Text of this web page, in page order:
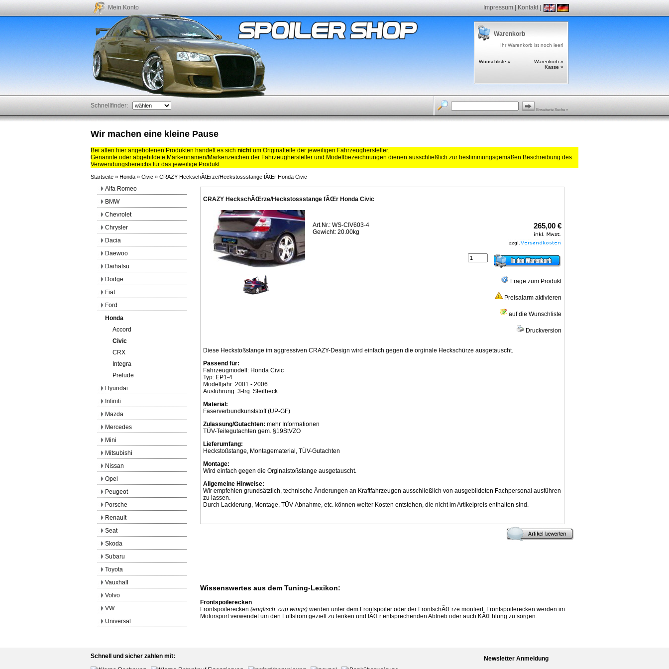
Mein Konto Impressum Kontakt|
Warenkorb
Ihr Warenkorb ist noch leer!
Wunschliste »
Warenkorb »
Kasse »
Erweiterte Suche »
Schnellfinder:
Wir machen eine kleine Pause
Bei allen hier angebotenen Produkten handelt es sich nicht um Originalteile der jeweiligen Fahrzeughersteller.
Genannte oder abgebildete Markennamen/Markenzeichen der Fahrzeughersteller und Modellbezeichnungen dienen ausschließlich zur bestimmungsgemäßen Beschreibung des
Verwendungsbereichs für das jeweilige Produkt.
Startseite » Honda » Civic » CRAZY HeckschÃŒrze/Heckstossstange fÃŒr Honda Civic
CRAZY HeckschÃŒrze/Heckstossstange fÃŒr Honda Civic
265,00 €
Art.Nr.: WS-CIV603-4
Gewicht: 20.00kg
Frage zum Produkt
Preisalarm aktivieren
auf die Wunschliste
Druckversion
Diese Heckstoßstange im aggressiven CRAZY-Design wird einfach gegen die orginale Heckschürze ausgetauscht.
Passend für:
Fahrzeugmodell: Honda Civic
Typ: EP1-4
Modelljahr: 2001 - 2006
Ausführung: 3-trg. Steilheck
Material:
Faserverbundkunststoff (UP-GF)
Zulassung/Gutachten: mehr Informationen
TÜV-Teilegutachten gem. §19StVZO
Lieferumfang:
Heckstoßstange, Montagematerial, TÜV-Gutachten
Montage:
Wird einfach gegen die Orginalstoßstange ausgetauscht.
Allgemeine Hinweise:
Wir empfehlen grundsätzlich, technische Änderungen an Kraftfahrzeugen ausschließlich von ausgebildeten Fachpersonal ausführen
zu lassen.
Durch Lackierung, Montage, TÜV-Abnahme, etc. können weiter Kosten entstehen, die nicht im Artikelpreis enthalten sind.
Wissenswertes aus dem Tuning-Lexikon:
Frontspoilerecken
Frontspoilerecken (englisch: cup wings) werden unter dem Frontspoiler oder der FrontschÃŒrze montiert. Frontspoilerecken werden im
Motorsport verwendet um den Luftstrom gezielt zu lenken und fÃŒr entsprechenden Abtrieb oder auch KÃŒhlung zu sorgen.
Alfa Romeo
BMW
Chevrolet
Chrysler
Dacia
Daewoo
Daihatsu
Dodge
Fiat
Ford
Honda
Accord
Civic
CRX
Integra
Prelude
Hyundai
Infiniti
Mazda
Mercedes
Mini
Mitsubishi
Nissan
Opel
Peugeot
Porsche
Renault
Seat
Skoda
Subaru
Toyota
Vauxhall
Volvo
VW
Universal
Newsletter Anmeldung
Schnell und sicher zahlen mit: